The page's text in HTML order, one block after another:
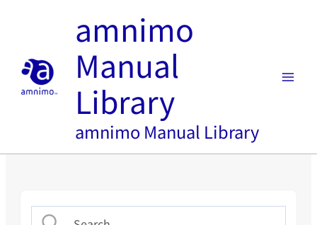
amnimo
Manual
Library
amnimo Manual Library